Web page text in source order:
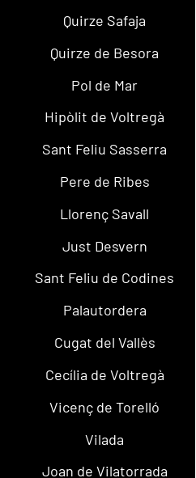
Quirze Safaja
Quirze de Besora
Pol de Mar
Hipòlit de Voltregà
Sant Feliu Sasserra
Pere de Ribes
Llorenç Savall
Just Desvern
Sant Feliu de Codines
Palautordera
Cugat del Vallès
Cecília de Voltregà
Vicenç de Torelló
Vilada
Joan de Vilatorrada